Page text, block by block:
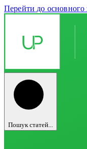
Перейти до основного
Пошук статей...